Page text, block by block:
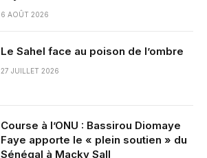
6 AOÛT 2026
Le Sahel face au poison de l’ombre
27 JUILLET 2026
Course à l’ONU : Bassirou Diomaye
Faye apporte le « plein soutien » du
Sénégal à Macky Sall